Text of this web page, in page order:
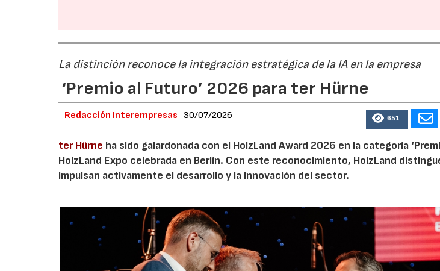
La distinción reconoce la integración estratégica de la IA en la empresa
‘Premio al Futuro’ 2026 para ter Hürne
Redacción Interempresas 30/07/2026 651
ter Hürne ha sido galardonada con el HolzLand Award 2026 en la categoría
HolzLand Expo celebrada en Berlín. Con este reconocimiento, HolzLand
impulsan activamente el desarrollo y la innovación del sector.
17/07/2026